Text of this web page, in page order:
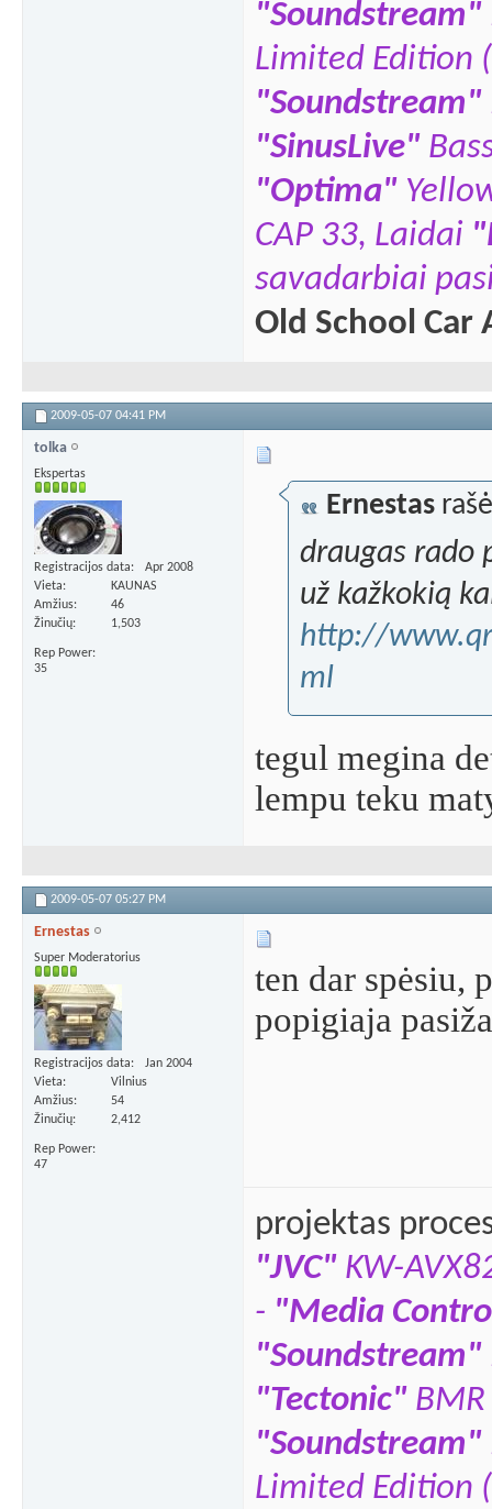
"Soundstream"
Limited Edition
"Soundstream"
"SinusLive"
"Optima"
CAP 33, Laidai
savadarbiai
Old School Car
2009-05-07 04:41 PM
tolka
Ekspertas
Registracijos data
Apr 2008
Vieta
KAUNAS
Amžius
46
Žinučių
1,503
Rep Power
35
Ernestas
draugas rado
už kažkokią
http://
ml
tegul megina
lempu teku
2009-05-07 05:27 PM
Ernestas
Super Moderatorius
Registracijos data
Jan 2004
Vieta
Vilnius
Amžius
54
Žinučių
2,412
Rep Power
47
ten dar spėsiu,
popigiaja
projektas
"JVC" KW-
- "Media
"Soundstream"
"Tectonic"
"Soundstream"
Limited Edition